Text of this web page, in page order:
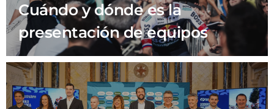
Cuándo y dónde es la
presentación de equipos